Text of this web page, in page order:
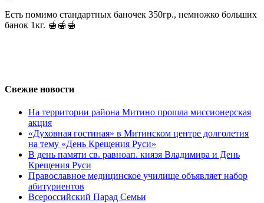
Есть помимо стандартных баночек 350гр., немножко больших
банок 1кг. 🍯🍯🍯
Свежие новости
На территории района Митино прошла миссионерская
акция
«Духовная гостиная» в Митинском центре долголетия
на тему «День Крещения Руси»
В день памяти св. равноап. князя Владимира и День
Крещения Руси
Православное медицинское училище объявляет набор
абитуриентов
Всероссийский Парад Семьи